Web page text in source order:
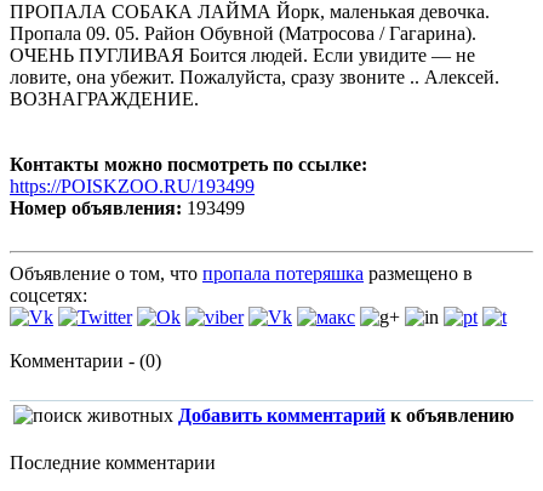
ПРОПАЛА СОБАКА ЛАЙМА Йорк, маленькая девочка.
Пропала 09. 05. Район Обувной (Матросова / Гагарина).
ОЧЕНЬ ПУГЛИВАЯ Боится людей. Если увидите — не
ловите, она убежит. Пожалуйста, сразу звоните .. Алексей.
ВОЗНАГРАЖДЕНИЕ.
Контакты можно посмотреть по ссылке:
https://POISKZOO.RU/193499
Номер объявления: 193499
Объявление о том, что пропала потеряшка размещено в
соцсетях:
Комментарии - (0)
Добавить комментарий к объявлению
Последние комментарии